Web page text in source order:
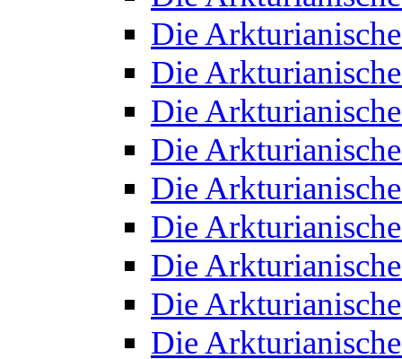
Die
Die
Die
Die
Die
Die
Die
Die
Die